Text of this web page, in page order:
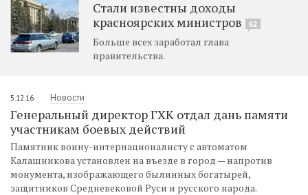
Стали известны доходы
красноярских министров
62
Больше всех заработал глава
правительства.
5.12.16 Новости
Генеральный директор ГХК отдал дань памяти
участникам боевых действий
Памятник воину-интернационалисту с автоматом
Калашникова установлен на въезде в город — напротив
монумента, изображающего былинных богатырей,
защитников Средневековой Руси и русского народа.